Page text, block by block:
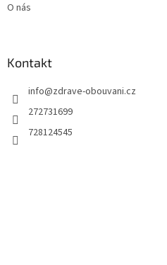
O nás
Kontakt
info@zdrave-obouvani.cz
272731699
728124545